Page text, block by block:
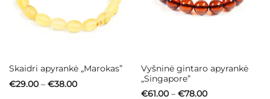
Skaidri apyrankė „Marokas”
€29.00 – €38.00Price
Vyšninė gintaro apyrankė
„Singapore”
€61.00 – €78.00Price